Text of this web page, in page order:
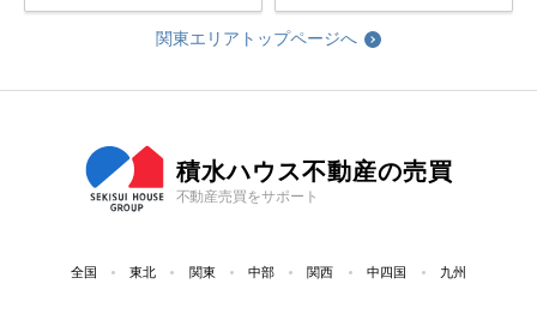
関東エリアトップページへ
積水ハウス不動産の売買
不動産売買をサポート
全国 東北 関東 中部 関西 中四国 九州